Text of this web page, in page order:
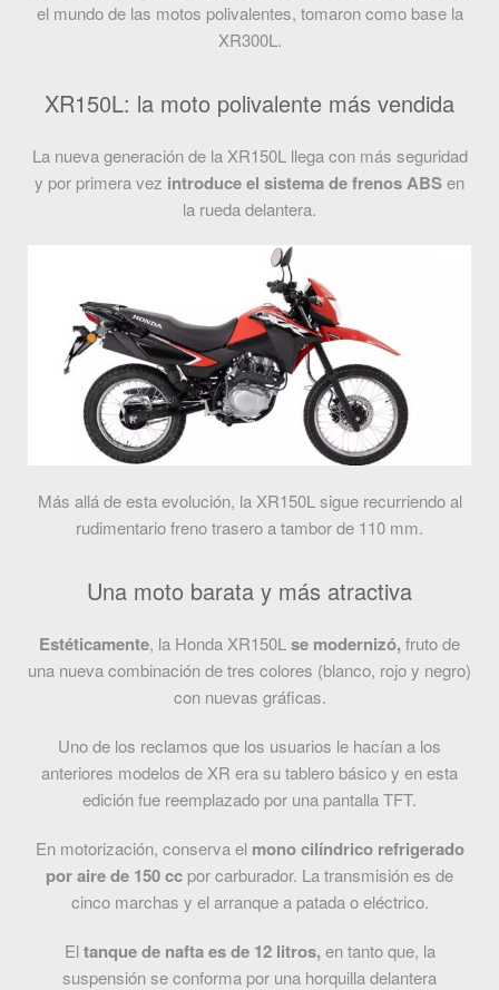
el mundo de las motos polivalentes, tomaron como base la
XR300L.
XR150L: la moto polivalente más vendida
La nueva generación de la XR150L llega con más seguridad
y por primera vez introduce el sistema de frenos ABSen
la rueda delantera.
Más allá de esta evolución, la XR150L sigue recurriendo al
rudimentario freno trasero a tambor de 110 mm.
Una moto barata y más atractiva
Estéticamente, la Honda XR150L se modernizó, fruto de
una nueva combinación de tres colores (blanco, rojo y negro)
con nuevas gráficas.
Uno de los reclamos que los usuarios le hacían a los
anteriores modelos de XR era su tablero básico y en esta
edición fue reemplazado por una pantalla TFT.
En motorización, conserva el mono cilíndrico refrigerado
por aire de 150 cc por carburador. La transmisión es de
cinco marchas y el arranque a patada o eléctrico.
Eltanque de nafta es de 12 litros, en tanto que, la
suspensión se conforma por una horquilla delantera